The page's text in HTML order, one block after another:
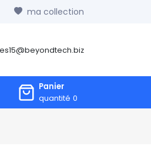
ma collection
Panier
quantité 0